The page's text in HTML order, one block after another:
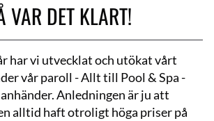
VAR DET KLART!
har vi utvecklat och utökat vårt
vår paroll - Allt till Pool & Spa -
Anledningen är ju att
alltid haft otroligt höga priser på